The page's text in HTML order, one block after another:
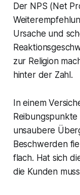
Der NPS (Net
Ursache und
zur Religion
hinter der Zahl.
In einem
unsaubere
Beschwerden
flach. Hat sich
die Kunden